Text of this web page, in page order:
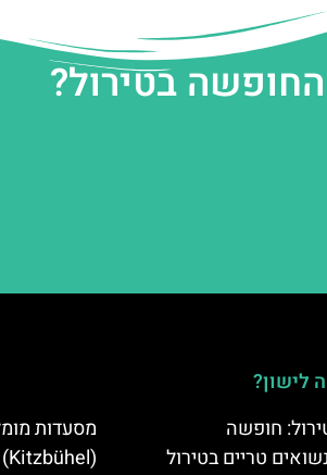
בטירול?
לישון?
חופשה
טריים בטירול
מסעדות
(Kitzbühel)